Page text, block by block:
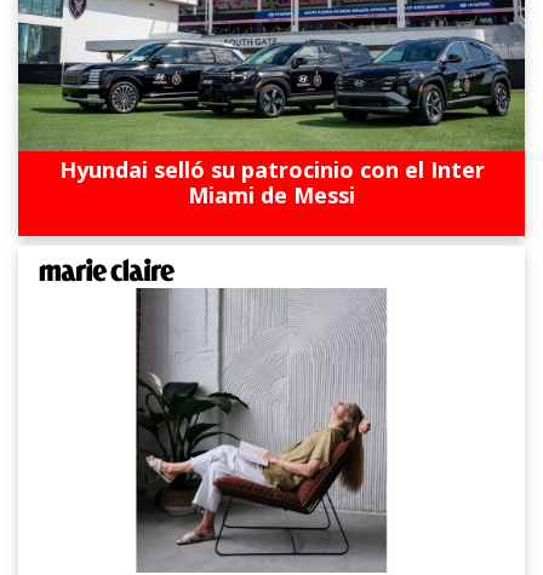
Hyundai selló su patrocinio con el Inter
Miami de Messi